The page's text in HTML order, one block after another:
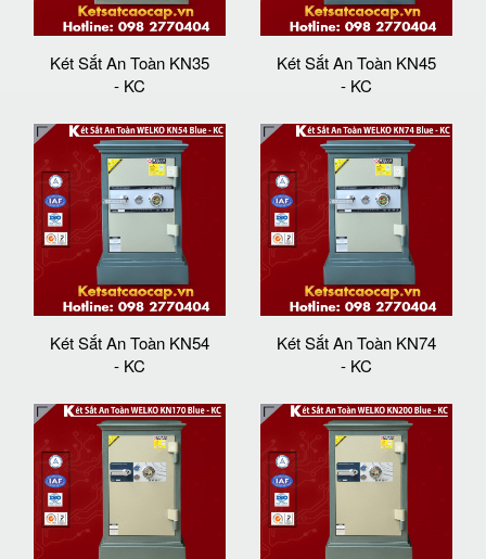
Két Sắt An Toàn KN35
- KC
Két Sắt An Toàn KN45
- KC
Két Sắt An Toàn KN54
- KC
Két Sắt An Toàn KN74
- KC